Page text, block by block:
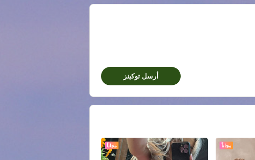
أرسل توكينز
مجاناً مجاناً